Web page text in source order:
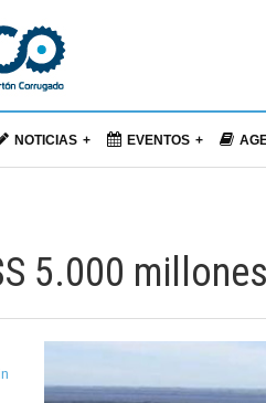
NOTICIAS EVENTOS
5.000